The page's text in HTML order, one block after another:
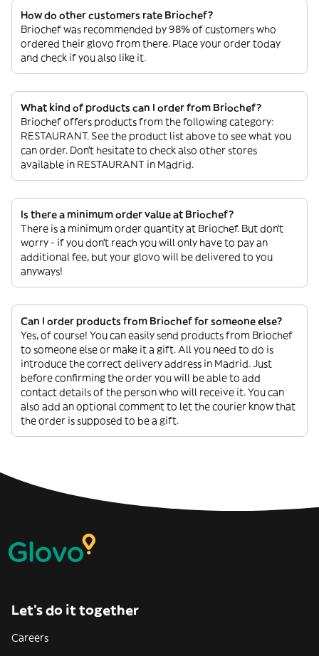
How do other customers rate Briochef?
Briochef was recommended by 98% of customers who
ordered their glovo from there. Place your order today
and check if you also like it.
What kind of products can I order from Briochef?
Briochef offers products from the following category:
RESTAURANT. See the product list above to see what you
can order. Don’t hesitate to check also other stores
available in RESTAURANT in Madrid.
Is there a minimum order value at Briochef?
There is a minimum order quantity at Briochef. But don’t
worry - if you don’t reach you will only have to pay an
additional fee, but your glovo will be delivered to you
anyways!
Can I order products from Briochef for someone else?
Yes, of course! You can easily send products from Briochef
to someone else or make it a gift. All you need to do is
introduce the correct delivery address in Madrid. Just
before confirming the order you will be able to add
contact details of the person who will receive it. You can
also add an optional comment to let the courier know that
the order is supposed to be a gift.
Let’s do it together
Careers